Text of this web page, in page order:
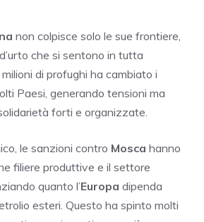
non colpisce solo le sue frontiere,
che si sentono in tutta
milioni di profughi ha cambiato i
Paesi, generando tensioni ma
forti e organizzate.
le sanzioni contro Mosca hanno
filiere produttive e il settore
quanto l’Europa dipenda
esteri. Questo ha spinto molti